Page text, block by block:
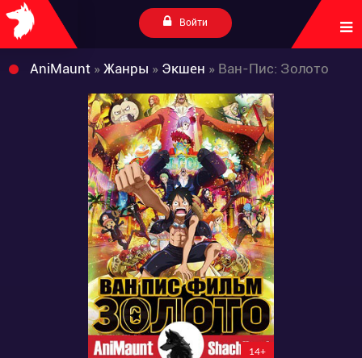
Войти
AniMaunt » Жанры » Экшен » Ван-Пис: Золото
14+